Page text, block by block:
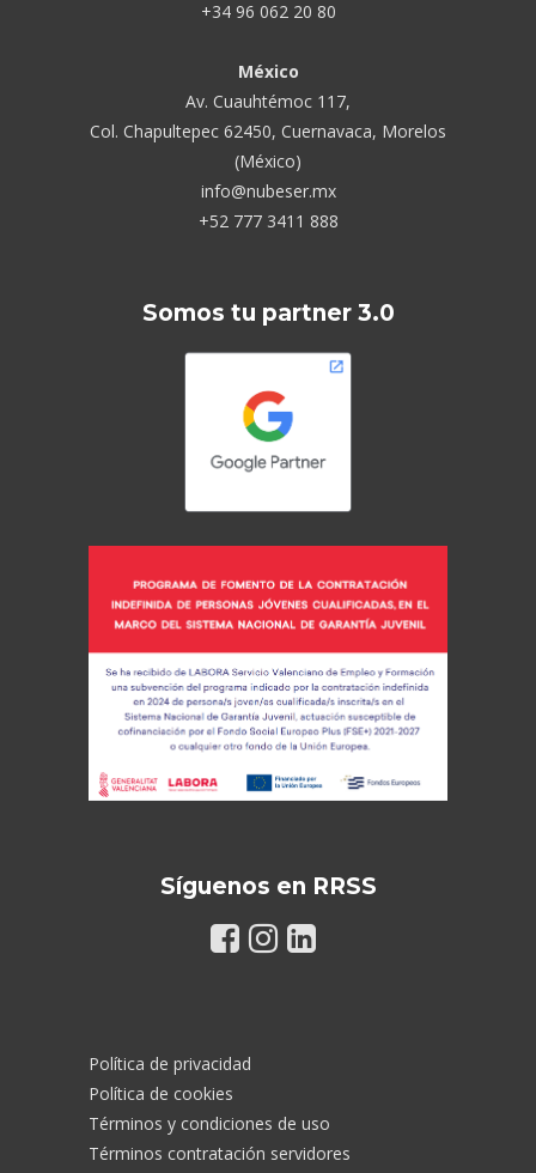
+34 96 062 20 80
México
Av. Cuauhtémoc 117,
Col. Chapultepec 62450, Cuernavaca, Morelos
(México)
info@nubeser.mx
+52 777 3411 888
Somos tu partner 3.0
Síguenos en RRSS
Política de privacidad
Política de cookies
Términos y condiciones de uso
Términos contratación servidores